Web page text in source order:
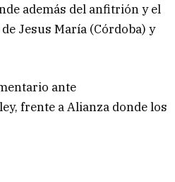
además del anfitrión y el
Jesus María (Córdoba) y
ante
frente a Alianza donde los